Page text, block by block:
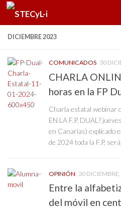
Saltar al contenido
DICIEMBRE 2023
COMUNICADOS 30
CHARLA
horas en la FP
Charla estatal webinar
EN LA F.P. DUAL?
en Canarias) explicado
de 2024 toda la F.P.
OPINIÓN 30
Entre la
del móvil en